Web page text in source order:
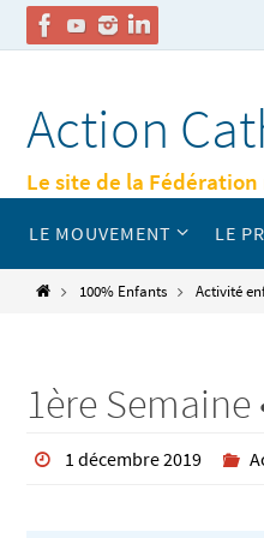
contenu
Action
Le site de la
contenu
LE MOUVEMENT LE
Home100% Enfants Activité
1ère Semaine
1 décembre 2019